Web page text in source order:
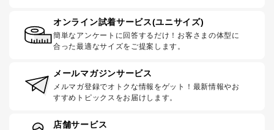
オンライン試着サービス(ユニサイズ)
簡単なアンケートに回答するだけ！お客さまの体型に
合った最適なサイズをご提案します。
メールマガジンサービス
メルマガ登録でオトクな情報をゲット！最新情報やお
すすめトピックスをお届けします。
店舗サービス